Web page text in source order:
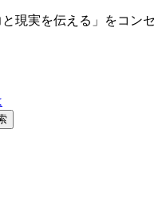
現実を伝える」をコン